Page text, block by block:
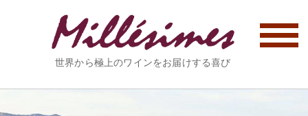
世界から極上のワインをお届けする喜び